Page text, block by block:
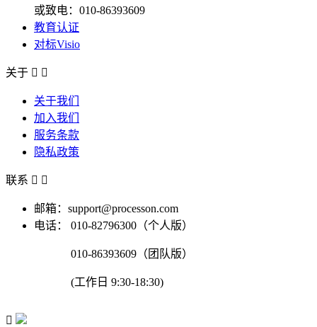
或致电：010-86393609
教育认证
对标Visio
关于  
关于我们
加入我们
服务条款
隐私政策
联系  
邮箱：support@processon.com
电话：
010-82796300（个人版）
010-86393609（团队版）
(工作日 9:30-18:30)
